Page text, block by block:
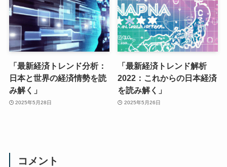
「最新経済トレンド分析：
日本と世界の経済情勢を読
み解く」
2025年5月28日
「最新経済トレンド解析
2022：これからの日本経済
を読み解く」
2025年5月26日
コメント